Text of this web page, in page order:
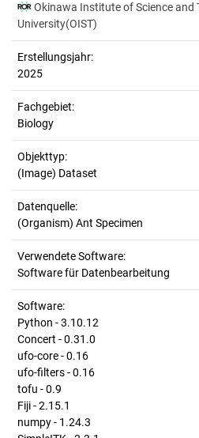
Okinawa Institute of Science and
University(OIST)
Erstellungsjahr:
2025
Fachgebiet:
Biology
Objekttyp:
(Image) Dataset
Datenquelle:
(Organism) Ant Specimen
Verwendete Software:
Software für Datenbearbeitung
Software:
Python - 3.10.12
Concert - 0.31.0
ufo-core - 0.16
ufo-filters - 0.16
tofu - 0.9
Fiji - 2.15.1
numpy - 1.24.3